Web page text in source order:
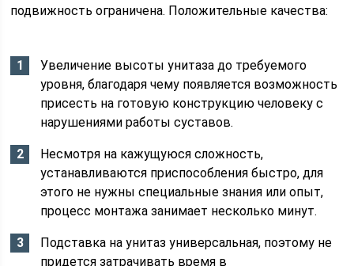
подвижность ограничена. Положительные качества:
Увеличение высоты унитаза до требуемого
уровня, благодаря чему появляется возможность
присесть на готовую конструкцию человеку с
нарушениями работы суставов.
Несмотря на кажущуюся сложность,
устанавливаются приспособления быстро, для
этого не нужны специальные знания или опыт,
процесс монтажа занимает несколько минут.
Подставка на унитаз универсальная, поэтому не
придется затрачивать время в